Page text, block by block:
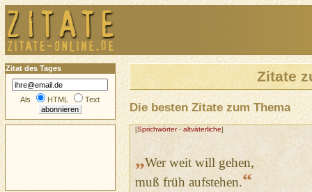
Zitate
Die besten Zitate zum Thema
[Sprichwörter- altväterliche]
„Wer weit will gehen,
muß früh aufstehen.“
Zitat des Tages
Als HTML Text